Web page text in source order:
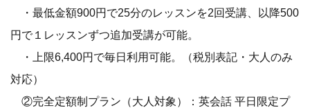
・最低金額900円で25分のレッスンを2回受講、以降500
円で１レッスンずつ追加受講が可能。
・上限6,400円で毎日利用可能。（税別表記・大人のみ
対応）
②完全定額制プラン（大人対象）：英会話 平日限定プ